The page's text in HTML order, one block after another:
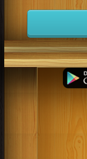
كتب 1975
كتب 1971
كتب 1967
كتب 1963
كتب 1959
كتب 1951